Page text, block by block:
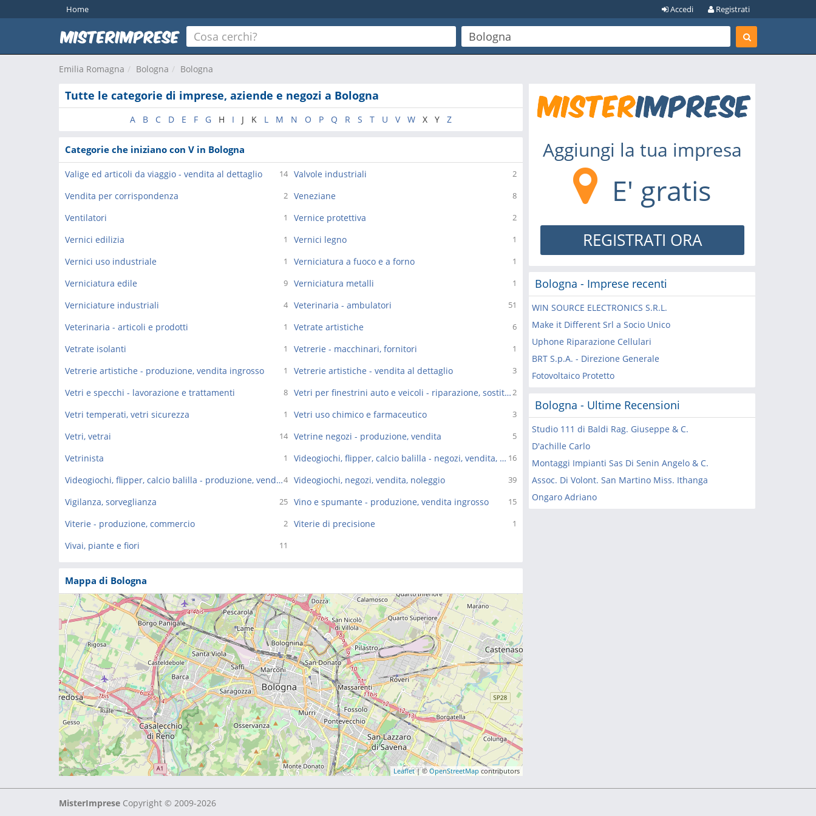
Home Registrati
Accedi
Emilia Romagna Bologna Bologna
Tutte le categorie di imprese, aziende e negozi a Bologna
A B C D E F G H I J K L M N O P Q R S T U V W X Y Z
Categorie che iniziano con V in Bologna
14
Valige ed articoli da viaggio - vendita al dettaglio 2
Valvole industriali
2
Vendita per corrispondenza 8
Veneziane
1
Ventilatori 2
Vernice protettiva
1
Vernici edilizia 1
Vernici legno
1
Vernici uso industriale 1
Verniciatura a fuoco e a forno
9
Verniciatura edile 1
Verniciatura metalli
4
Verniciature industriali 51
Veterinaria - ambulatori
1
Veterinaria - articoli e prodotti 6
Vetrate artistiche
1
Vetrate isolanti 1
Vetrerie - macchinari, fornitori
1
Vetrerie artistiche - produzione, vendita ingrosso 3
Vetrerie artistiche - vendita al dettaglio
8
Vetri e specchi - lavorazione e trattamenti 2
Vetri per finestrini auto e veicoli - riparazione, sostituzione
1
Vetri temperati, vetri sicurezza 3
Vetri uso chimico e farmaceutico
14
Vetri, vetrai 5
Vetrine negozi - produzione, vendita
1
Vetrinista 16
Videogiochi, flipper, calcio balilla - negozi, vendita, noleggio
4
Videogiochi, flipper, calcio balilla - produzione, vendita ingrosso 39
Videogiochi, negozi, vendita, noleggio
25
Vigilanza, sorveglianza 15
Vino e spumante - produzione, vendita ingrosso
2
Viterie - produzione, commercio 1
Viterie di precisione
11
Vivai, piante e fiori
Mappa di Bologna
Leaflet| © OpenStreetMap contributors
Aggiungi la tua impresa
E' gratis
REGISTRATI ORA
Bologna - Imprese recenti
WIN SOURCE ELECTRONICS S.R.L.
Make it Different Srl a Socio Unico
Uphone Riparazione Cellulari
BRT S.p.A. - Direzione Generale
Fotovoltaico Protetto
Bologna - Ultime Recensioni
Studio 111 di Baldi Rag. Giuseppe & C.
D'achille Carlo
Montaggi Impianti Sas Di Senin Angelo & C.
Assoc. Di Volont. San Martino Miss. Ithanga
Ongaro Adriano
MisterImprese Copyright © 2009-2026